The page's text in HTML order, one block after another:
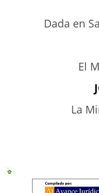
Dada en
El
La